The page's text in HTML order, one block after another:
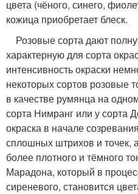
цвета (чёного, синего,
кожица приобретает блеск.
Розовые сорта дают
характерную для сорта
интенсивность окраски
некоторых сортов розовые
в качестве румянца на
сорта Нимранг или у сорта
окраска в начале
сплошных штрихов и точек,
более плотного и тёмного
Марадона, который в
сиреневого, становится